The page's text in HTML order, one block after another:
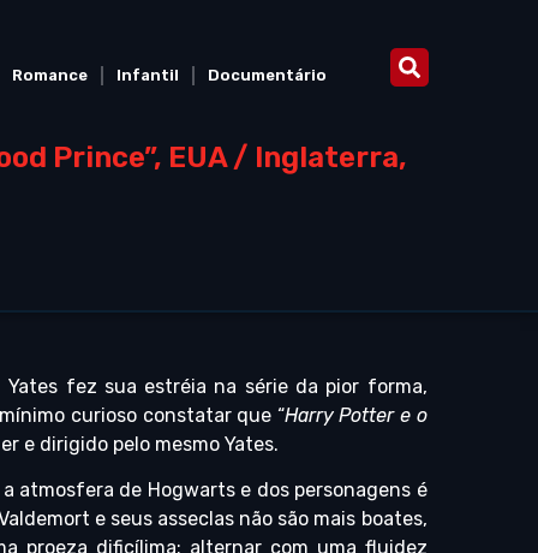
Romance Infantil Documentário
Prince”, EUA / Inglaterra,
Yates fez sua estréia na série da pior forma,
curioso constatar que “Harry Potter e o
e dirigido pelo mesmo Yates.
atmosfera de Hogwarts e dos personagens é
e seus asseclas não são mais boates,
proeza dificílima: alternar com uma fluidez